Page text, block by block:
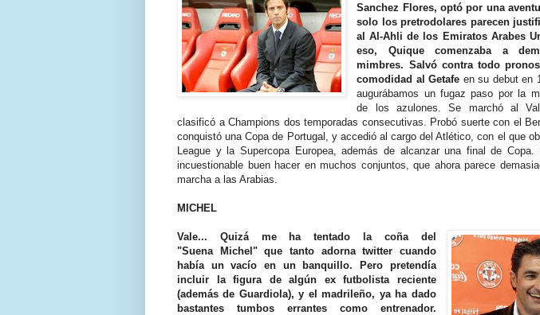
Sanchez Flores, optó por una
solo los pretrodolares parecen
al Al-Ahli de los Emiratos Arabes
eso, Quique comenzaba a
mimbres. Salvó contra todo
comodidad al Getafe en su debut en
augurábamos un fugaz paso por la
de los azulones. Se marchó al
clasificó a Champions dos temporadas consecutivas. Probó suerte con el
conquistó una Copa de Portugal, y accedió al cargo del Atlético, con el que
League y la Supercopa Europea, además de alcanzar una final de Copa.
incuestionable buen hacer en muchos conjuntos, que ahora parece
marcha a las Arabias.
MICHEL
Vale... Quizá me ha tentado la coña del
"Suena Michel" que tanto adorna twitter cuando
había un vacío en un banquillo. Pero pretendía
incluir la figura de algún ex futbolista reciente
(además de Guardiola), y el madrileño, ya ha dado
bastantes tumbos errantes como entrenador.